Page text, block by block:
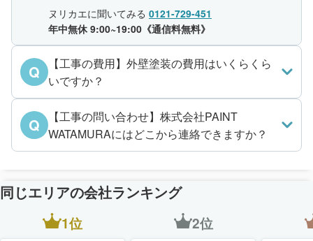
ヌリカエに聞いてみる 0121-729-451
年中無休 9:00~19:00《通信料無料》
Q
【工事の費用】外壁塗装の費用はいくらくら
いですか？
Q
【工事の問い合わせ】株式会社PAINT
WATAMURAにはどこから連絡できますか？
同じエリアの会社ランキング
1位 2位